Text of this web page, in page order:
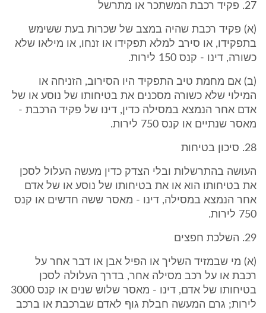
27. פקיד רכבת המשתכר או מתרשל
(א) פקיד רכבת שהיה במצב של שכרות בעת ששימש
בתפקידו, או סירב למלא תפקידו או זנחו, או מילאו שלא
כשורה, דינו - קנס 150 לירות.
(ב) אם מחמת טיב התפקיד היו הסירוב, הזניחה או
המילוי שלא כשורה מסכנים את בטיחותו של נוסע או של
אדם אחר הנמצא במסילה כדין, דינו של פקיד הרכבת -
מאסר שנתיים או קנס 750 לירות.
28. סיכון בטיחות
העושה בהתרשלות ובלי הצדק כדין מעשה העלול לסכן
את בטיחותו הוא או את בטיחותו של נוסע או של אדם
אחר הנמצא במסילה, דינו - מאסר ששה חדשים או קנס
750 לירות.
29. השלכת חפצים
(א) מי שבמזיד השליך או הפיל אבן או דבר אחר על
רכבת או על רכב מסילה אחר, בדרך העלולה לסכן
בטיחותו של אדם, דינו - מאסר שלוש שנים או קנס 3000
לירות; גרם המעשה חבלת גוף לאדם שברכבת או ברכב